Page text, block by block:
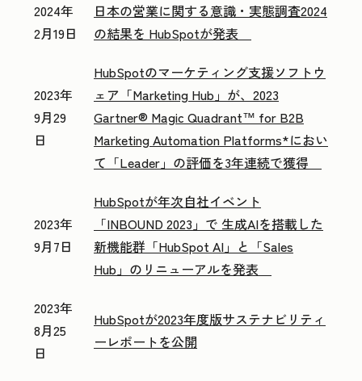
2024年
2月19日
日本の営業に関する意識・実態調査2024
の結果を HubSpotが発表
2023年
9月29
日
HubSpotのマーケティング支援ソフトウ
ェア「Marketing Hub」が、2023
Gartner® Magic Quadrant™ for B2B
Marketing Automation Platforms*におい
て「Leader」の評価を3年連続で獲得
2023年
9月7日
HubSpotが年次自社イベント
「INBOUND 2023」で 生成AIを搭載した
新機能群「HubSpot AI」と「Sales
Hub」のリニューアルを発表
2023年
8月25
日
HubSpotが2023年度版サステナビリティ
ーレポートを公開